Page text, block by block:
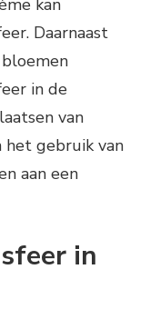
kan
Daarnaast
in de
van
gebruik van
aan een
in